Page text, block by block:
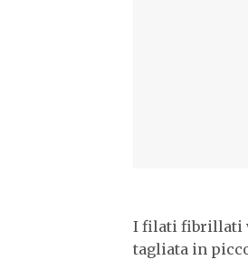
I filati fibrillati
tagliata in